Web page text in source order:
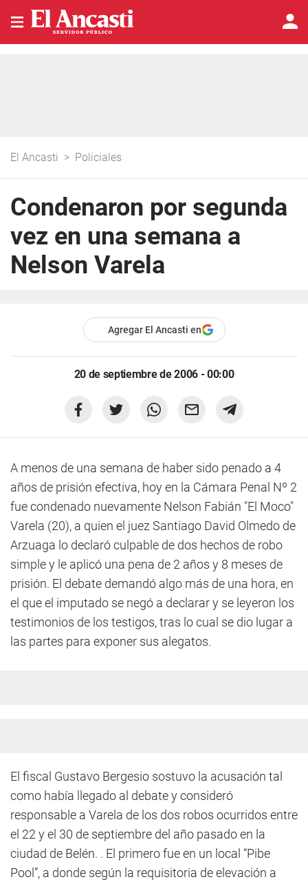
El Ancasti > Policiales
Condenaron por segunda
vez en una semana a
Nelson Varela
Agregar El Ancasti en
20 de septiembre de 2006 - 00:00
A menos de una semana de haber sido penado a 4
años de prisión efectiva, hoy en la Cámara Penal Nº 2
fue condenado nuevamente Nelson Fabián "El Moco"
Varela (20), a quien el juez Santiago David Olmedo de
Arzuaga lo declaró culpable de dos hechos de robo
simple y le aplicó una pena de 2 años y 8 meses de
prisión. El debate demandó algo más de una hora, en
el que el imputado se negó a declarar y se leyeron los
testimonios de los testigos, tras lo cual se dio lugar a
las partes para exponer sus alegatos.
El fiscal Gustavo Bergesio sostuvo la acusación tal
como había llegado al debate y consideró
responsable a Varela de los dos robos ocurridos entre
el 22 y el 30 de septiembre del año pasado en la
ciudad de Belén. . El primero fue en un local “Pibe
Pool”, a donde según la requisitoria de elevación a